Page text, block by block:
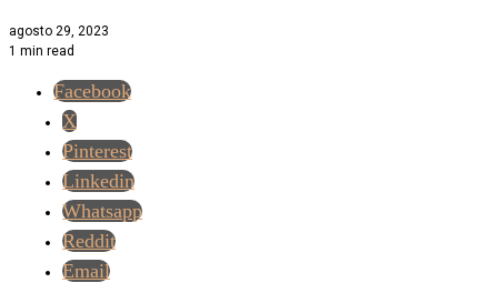
agosto 29, 2023
1 min read
Facebook
X
Pinterest
Linkedin
Whatsapp
Reddit
Email